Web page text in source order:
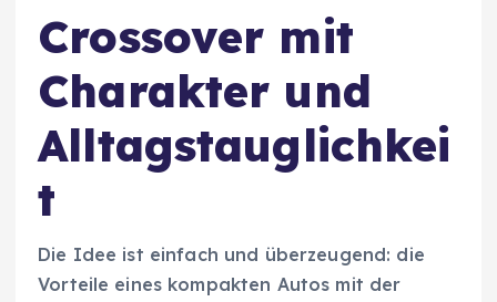
Crossover mit
Charakter und
Alltagstauglichkei
t
Die Idee ist einfach und überzeugend: die
Vorteile eines kompakten Autos mit der